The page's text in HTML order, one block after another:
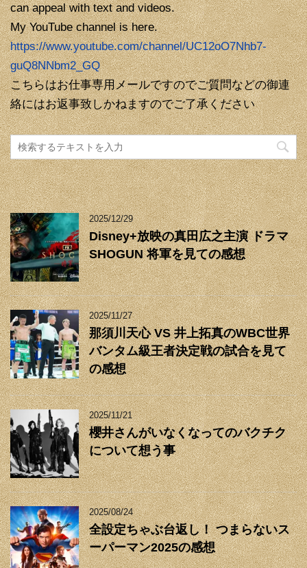
can appeal with text and videos.
My YouTube channel is here.
https://www.youtube.com/channel/UC12oO7Nhb7-
guQ8NNbm2_GQ
こちらはお仕事専用メールですのでご質問などの御連
絡にはお返事致しかねますのでご了承ください
2025/12/29
Disney+放映の真田広之主演 ドラマ
SHOGUN 将軍を見ての感想
2025/11/27
那須川天心 VS 井上拓真のWBC世界
バンタム級王者決定戦の試合を見て
の感想
2025/11/21
櫻井さんがいなくなってのバクチク
について想う事
2025/08/24
全設定ちゃぶ台返し！ つまらないス
ーパーマン2025の感想